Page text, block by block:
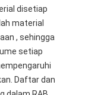
disetiap
material
, sehingga
setiap
Daftar dan